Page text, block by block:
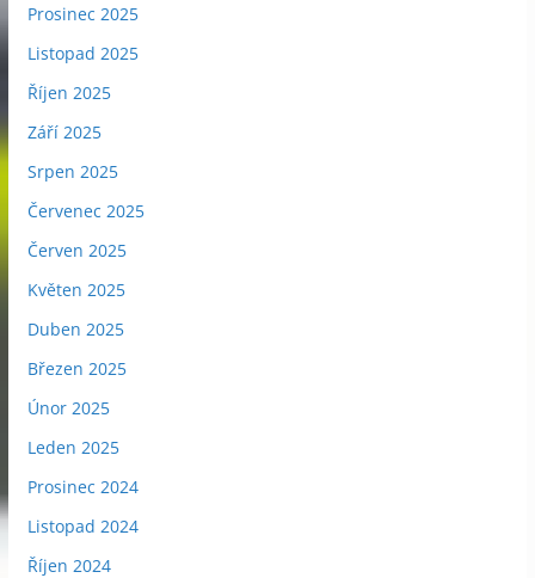
Prosinec 2025
Listopad 2025
Říjen 2025
Září 2025
Srpen 2025
Červenec 2025
Červen 2025
Květen 2025
Duben 2025
Březen 2025
Únor 2025
Leden 2025
Prosinec 2024
Listopad 2024
Říjen 2024